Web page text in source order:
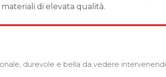
di elevata qualità.
durevole e bella da vedere